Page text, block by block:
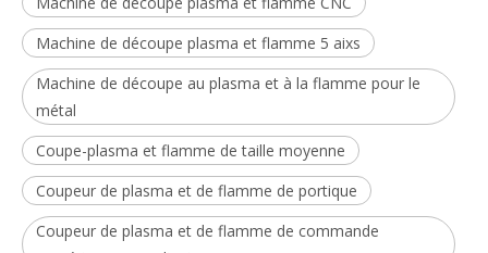
Machine de découpe plasma et flamme 5 aixs
Machine de découpe au plasma et à la flamme pour le
métal
Coupe-plasma et flamme de taille moyenne
Coupeur de plasma et de flamme de portique
Coupeur de plasma et de flamme de commande